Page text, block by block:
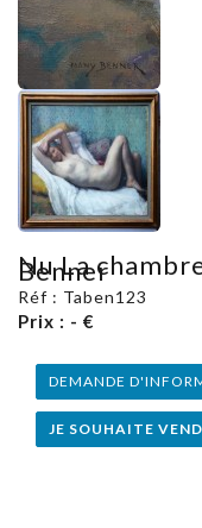
Nu La
Benner
Réf : Taben123
Prix : - €
DEMANDE
JE SOUHAITE